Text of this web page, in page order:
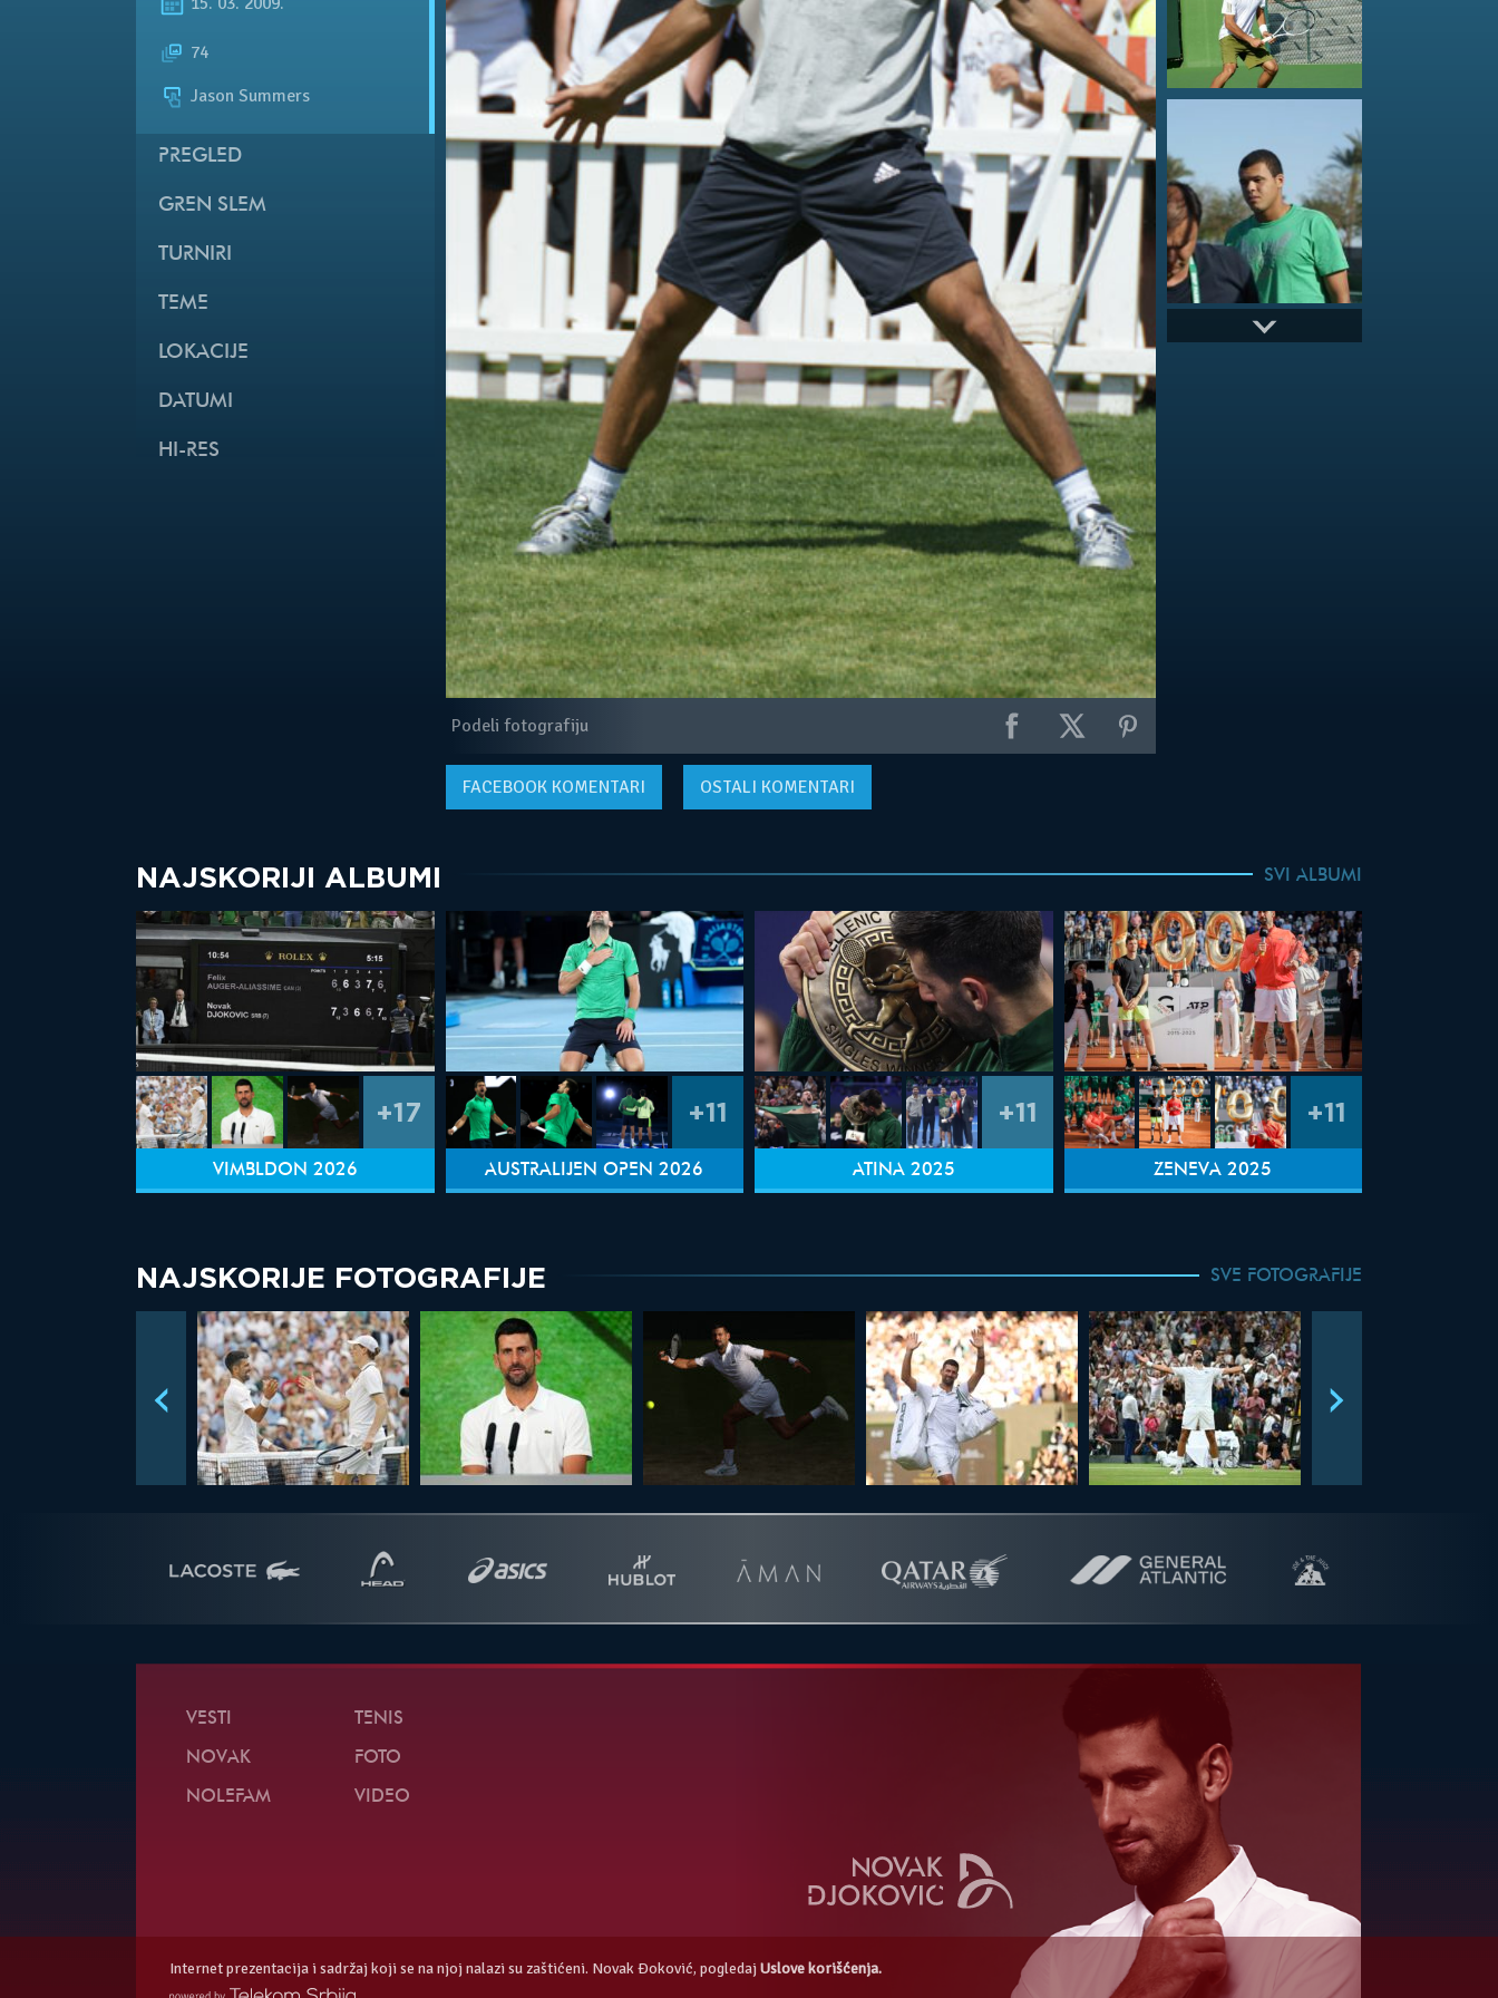
74
Jason Summers
PREGLED
GREN SLEM
TURNIRI
TEME
LOKACIJE
DATUMI
HI-RES
Podeli fotografiju
FACEBOOKKOMENTARI OSTALI KOMENTARI
NAJSKORIJI ALBUMI SVI ALBUMI
+17
VIMBLDON 2026
+11
AUSTRALIJEN OPEN 2026
+11
ATINA 2025
+11
ŽENEVA 2025
NAJSKORIJE FOTOGRAFIJE SVE FOTOGRAFIJE
VESTI
NOVAK
NOLEFAM
TENIS
FOTO
VIDEO
Internet prezentacija i sadržaj koji se na njoj nalazi su zaštićeni. Novak Đoković, pogledaj Uslove korišćenja.